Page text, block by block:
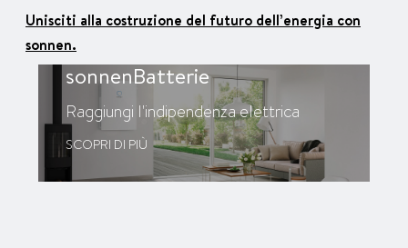
Unisciti alla costruzione del futuro dell’energia con
sonnen.
sonnenBatterie
Raggiungi l'indipendenza elettrica
SCOPRI DI PIÙ